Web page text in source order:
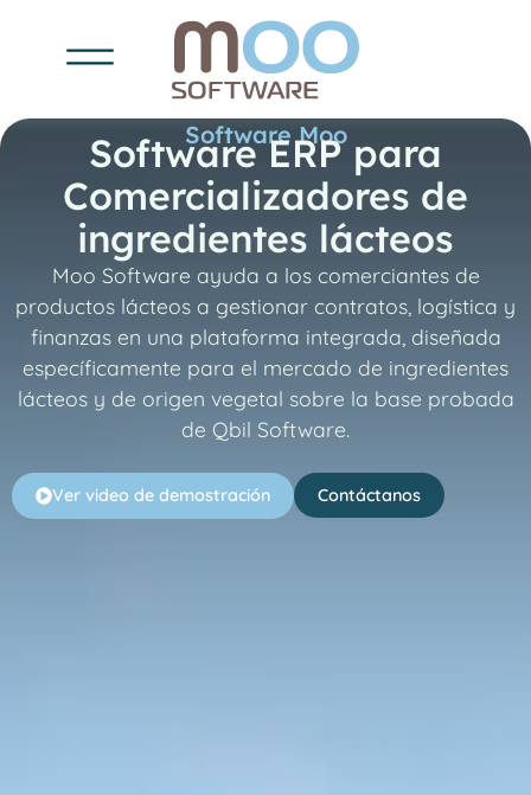
Software Moo
Software ERP para
Comercializadores de
ingredientes lácteos
Moo Software ayuda a los comerciantes de
productos lácteos a gestionar contratos, logística y
finanzas en una plataforma integrada, diseñada
específicamente para el mercado de ingredientes
lácteos y de origen vegetal sobre la base probada
de Qbil Software.
Ver video de demostración Contáctanos